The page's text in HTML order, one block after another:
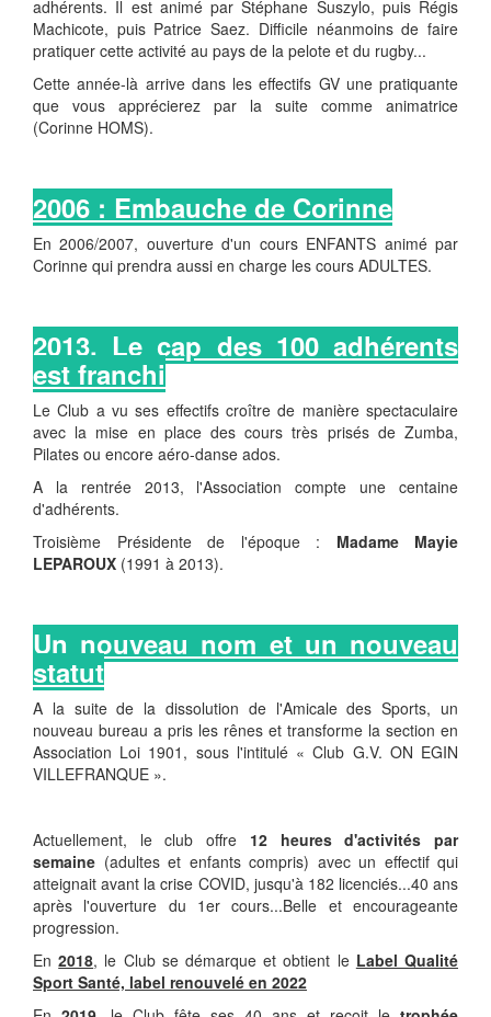
adhérents. Il est animé par Stéphane Suszylo, puis Régis
Machicote, puis Patrice Saez. Difficile néanmoins de faire
pratiquer cette activité au pays de la pelote et du rugby...
Cette année-là arrive dans les effectifs GV une pratiquante
que vous apprécierez par la suite comme animatrice
(Corinne HOMS).
2006 : Embauche de Corinne
En 2006/2007, ouverture d'un cours ENFANTS animé par
Corinne qui prendra aussi en charge les cours ADULTES.
2013, Le cap des 100 adhérents
est franchi
Le Club a vu ses effectifs croître de manière spectaculaire
avec la mise en place des cours très prisés de Zumba,
Pilates ou encore aéro-danse ados.
A la rentrée 2013, l'Association compte une centaine
d'adhérents.
Troisième Présidente de l'époque : Madame Mayie
LEPAROUX (1991 à 2013).
Un nouveau nom et un nouveau
statut
A la suite de la dissolution de l'Amicale des Sports, un
nouveau bureau a pris les rênes et transforme la section en
Association Loi 1901, sous l'intitulé « Club G.V. ON EGIN
VILLEFRANQUE ».
Actuellement, le club offre 12 heures d'activités par
semaine (adultes et enfants compris) avec un effectif qui
atteignait avant la crise COVID, jusqu'à 182 licenciés...40 ans
après l'ouverture du 1er cours...Belle et encourageante
progression.
En2018, le Club se démarque et obtient le Label Qualité
Sport Santé, label renouvelé en 2022